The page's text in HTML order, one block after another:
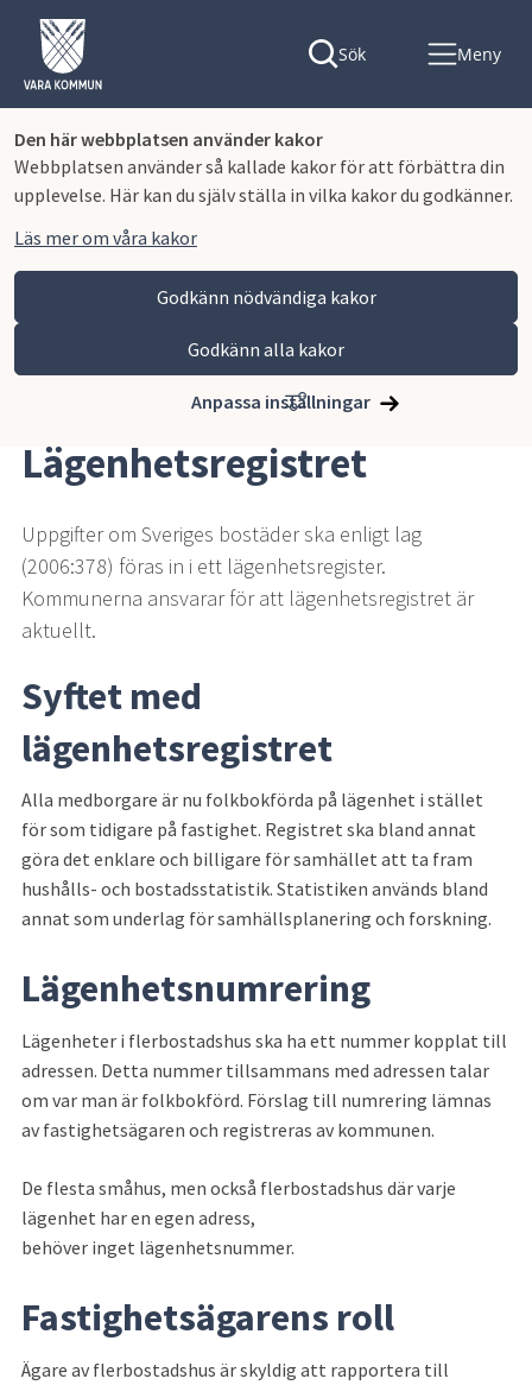
Den här webbplatsen använder kakor
Webbplatsen använder så kallade kakor för att förbättra din
upplevelse. Här kan du själv ställa in vilka kakor du godkänner.
Läs mer om våra kakor
Godkänn nödvändiga kakor
Godkänn alla kakor
Anpassa inställningar
Sök Meny
Vara kommun
Bygga, miljö och infrastruktur
Bygga nytt, ändra eller riva
Lägenhetsregistret
Lägenhetsregistret
Uppgifter om Sveriges bostäder ska enligt lag
(2006:378) föras in i ett lägenhetsregister.
Kommunerna ansvarar för att lägenhetsregistret är
aktuellt.
Syftet med
lägenhetsregistret
Alla medborgare är nu folkbokförda på lägenhet i stället
för som tidigare på fastighet. Registret ska bland annat
göra det enklare och billigare för samhället att ta fram
hushålls- och bostadsstatistik. Statistiken används bland
annat som underlag för samhällsplanering och forskning.
Lägenhetsnumrering
Lägenheter i flerbostadshus ska ha ett nummer kopplat till
adressen. Detta nummer tillsammans med adressen talar
om var man är folkbokförd. Förslag till numrering lämnas
av fastighetsägaren och registreras av kommunen.
De flesta småhus, men också flerbostadshus där varje
lägenhet har en egen adress,
behöver inget lägenhetsnummer.
Fastighetsägarens roll
Ägare av flerbostadshus är skyldig att rapportera till